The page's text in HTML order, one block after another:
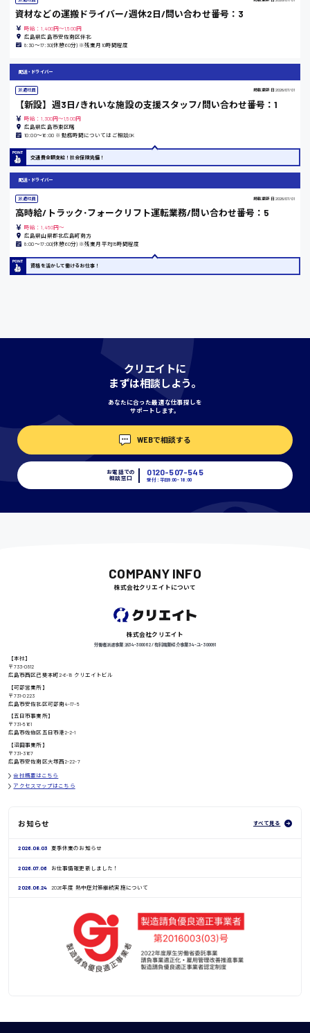
熊本県
東京都
島根県
香川県
愛知県
鳥取県
時給1200円〜
時給1100円〜
日給8000円〜
資材などの運搬ドライバー/週休2日/問い合わせ番号：3
時給：1,400円～1,500円
広島県広島市安佐南区伴北
8:30〜17:30(休憩60分) ※残業月10時間程度
配送・ドライバー
派遣社員 掲載更新日 2026/07/01
【新設】週3日/きれいな施設の支援スタッフ/問い合わせ番号：1
時給：1,300円～1,500円
広島県広島市東区曙
10:00〜16:00 ※勤務時間についてはご相談OK
交通費全額支給！社会保険完備！
配送・ドライバー
派遣社員 掲載更新日 2026/07/01
高時給/トラック･フォークリフト運転業務/問い合わせ番号：5
時給：1,450円～
広島県山県郡北広島町南方
8:00〜17:00(休憩60分) ※残業月平均15時間程度
資格を活かして働けるお仕事！
クリエイトに
まずは相談しよう。
あなたに合った最適な仕事探しを
サポートします。
WEBで相談する
お電話での
相談窓口
0120-507-545
受付：平日9:00 - 18:00
COMPANY INFO
株式会社クリエイトについて
株式会社クリエイト
労働者派遣事業 派34-300062 / 有料職業紹介事業 34-ユ-300091
【本社】
〒733-0812
広島市西区己斐本町2-6-18 クリエイトビル
【可部営業所】
〒731-0223
広島市安佐北区可部南4-17-5
【五日市事業所】
〒731-5161
広島市佐伯区五日市港2-2-1
【沼田事業所】
〒731-3167
広島市安佐南区大塚西2-22-7
会社概要はこちら
アクセスマップはこちら
お知らせ すべて見る
2026.08.03 夏季休業のお知らせ
2026.07.06 お仕事情報更新しました！
2026.06.24 2026年度 熱中症対策継続実施について